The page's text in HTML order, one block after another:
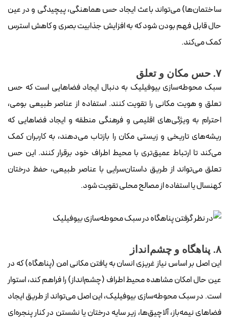
ساختمان‌ها) می‌تواند باعث ایجاد حس هماهنگی، پیچیدگی و در عین
حال قابل فهم بودن شود که به افزایش جذابیت بصری و کاهش استرس
کمک می‌کند.
۷. حس مکان و تعلق
سبک محوطه‌سازی بیوفیلیک به دنبال ایجاد فضاهایی است که حس
تعلق و هویت مکانی را تقویت کنند. استفاده از عناصر طبیعی بومی،
احترام به ویژگی‌های اقلیمی و فرهنگی منطقه و ایجاد فضاهایی که
ریشه‌های تاریخی و زیستی مکان را بازتاب می‌دهند، به کاربران کمک
می‌کند تا ارتباط عمیق‌تری با محیط اطراف خود برقرار کنند. این حس
تعلق می‌تواند از طریق داستان‌سرایی با عناصر طبیعی، حفظ درختان
کهنسال یا استفاده از مصالح محلی تقویت شود.
۸. پناهگاه و چشم‌انداز
این اصل بر اساس نیاز غریزی انسان به یافتن مکانی امن (پناهگاه) که در
عین حال امکان مشاهده محیط اطراف (چشم‌انداز) را فراهم کند، استوار
است. در سبک محوطه‌سازی بیوفیلیک، این اصل می‌تواند از طریق ایجاد
فضاهای نیمه‌باز، آلاچیق‌ها، زیر سایه درختان یا نشستن در کنار پنجره‌ای